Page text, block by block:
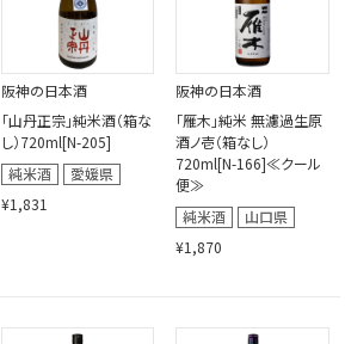
阪神の日本酒
「山丹正宗」純米酒（箱な
し）720ml[N-205]
¥1,831
阪神の日本酒
「雁木」純米 無濾過生原
酒ノ壱（箱なし）
720ml[N-166]≪クール
便≫
¥1,870